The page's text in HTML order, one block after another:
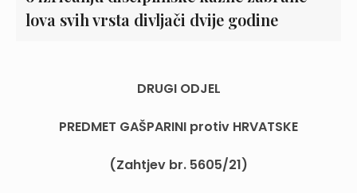
lova svih vrsta divljači dvije godine
DRUGI ODJEL
PREDMET GAŠPARINI protiv HRVATSKE
(Zahtjev br. 5605/21)